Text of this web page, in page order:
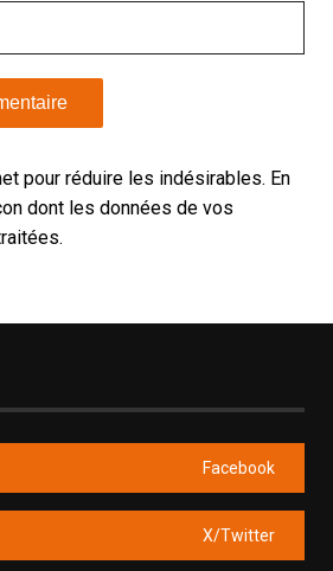
pour réduire les indésirables. En
dont les données de vos
.
Facebook
X/Twitter